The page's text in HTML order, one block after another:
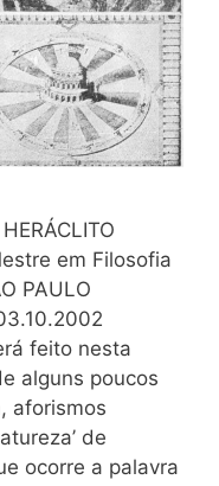
HERÁCLITO
em Filosofia
PAULO
feito nesta
alguns poucos
aforismos
de
ocorre a palavra